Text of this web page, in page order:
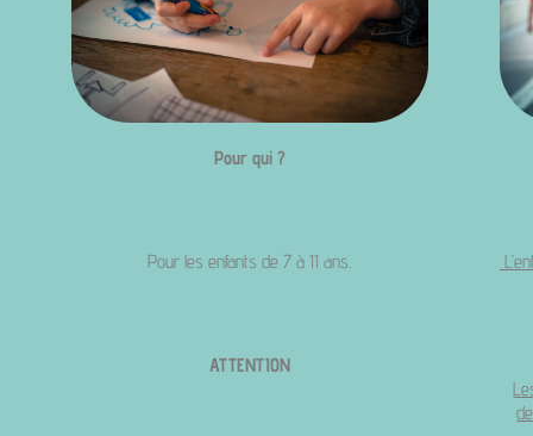
Pour qui ?
Pour les enfants de 7 à 11 ans.
ATTENTION